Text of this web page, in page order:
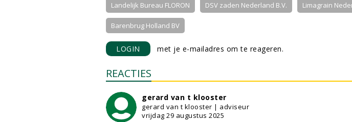
Landelijk Bureau FLORON DSV zaden Nederland B.V. Limagrain
Barenbrug Holland BV
LOGIN met je e-mailadres om te reageren.
REACTIES
gerard van t klooster
gerard van t klooster | adviseur
vrijdag 29 augustus 2025